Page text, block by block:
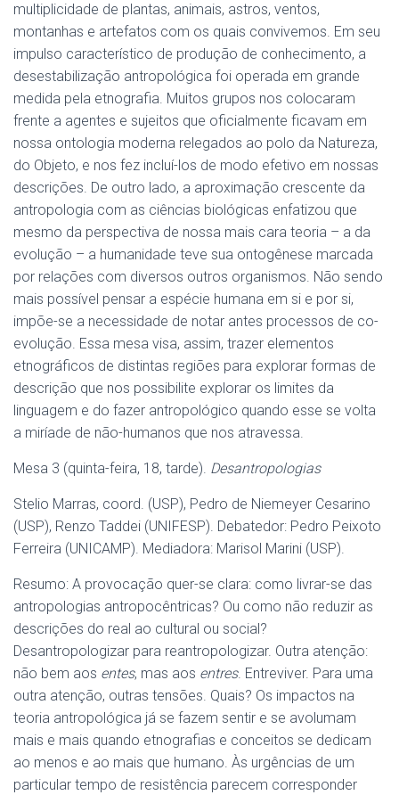
multiplicidade de plantas, animais, astros, ventos,
montanhas e artefatos com os quais convivemos. Em seu
impulso característico de produção de conhecimento, a
desestabilização antropológica foi operada em grande
medida pela etnografia. Muitos grupos nos colocaram
frente a agentes e sujeitos que oficialmente ficavam em
nossa ontologia moderna relegados ao polo da Natureza,
do Objeto, e nos fez incluí-los de modo efetivo em nossas
descrições. De outro lado, a aproximação crescente da
antropologia com as ciências biológicas enfatizou que
mesmo da perspectiva de nossa mais cara teoria – a da
evolução – a humanidade teve sua ontogênese marcada
por relações com diversos outros organismos. Não sendo
mais possível pensar a espécie humana em si e por si,
impõe-se a necessidade de notar antes processos de co-
evolução. Essa mesa visa, assim, trazer elementos
etnográficos de distintas regiões para explorar formas de
descrição que nos possibilite explorar os limites da
linguagem e do fazer antropológico quando esse se volta
a miríade de não-humanos que nos atravessa.
Mesa 3 (quinta-feira, 18, tarde). Desantropologias
Stelio Marras, coord. (USP), Pedro de Niemeyer Cesarino
(USP), Renzo Taddei (UNIFESP). Debatedor: Pedro Peixoto
Ferreira (UNICAMP). Mediadora: Marisol Marini (USP).
Resumo: A provocação quer-se clara: como livrar-se das
antropologias antropocêntricas? Ou como não reduzir as
descrições do real ao cultural ou social?
Desantropologizar para reantropologizar. Outra atenção:
não bem aos entes, mas aos entres. Entreviver. Para uma
outra atenção, outras tensões. Quais? Os impactos na
teoria antropológica já se fazem sentir e se avolumam
mais e mais quando etnografias e conceitos se dedicam
ao menos e ao mais que humano. Às urgências de um
particular tempo de resistência parecem corresponder